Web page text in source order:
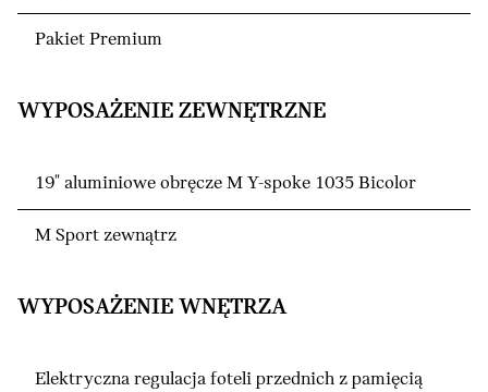
Pakiet Premium
WYPOSAŻENIE ZEWNĘTRZNE
19" aluminiowe obręcze M Y-spoke 1035 Bicolor
M Sport zewnątrz
WYPOSAŻENIE WNĘTRZA
Elektryczna regulacja foteli przednich z pamięcią